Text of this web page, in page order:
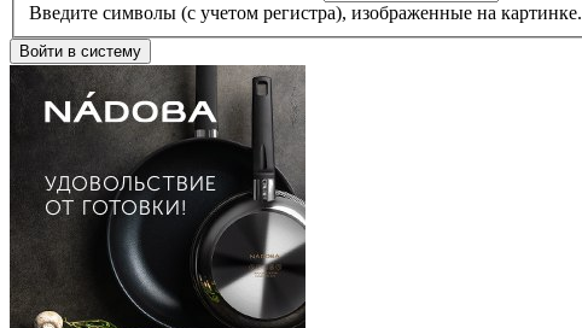
Введите символы (с учетом регистра), изображенные на картинке.